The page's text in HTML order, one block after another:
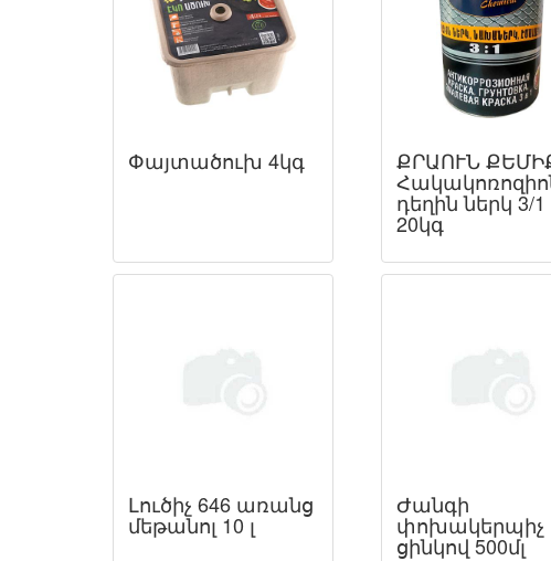
Փայտածուխ 4կգ ՔՐԱՈՒՆ
դեղին ներկ 3/1
20կգ
Լուծիչ 646 առանց
մեթանոլ 10 լ
Ժանգի
փոխակերպիչ
ցինկով 500մլ